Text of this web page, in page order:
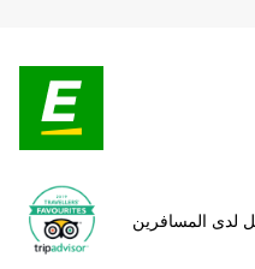
لدى المسافرين